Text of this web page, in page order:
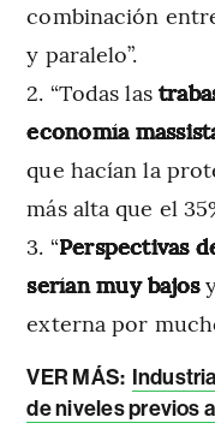
combinación
y paralelo”.
“Todas las
economía
que hacían la
más alta que el
“Perspectivas
serían muy bajos
externa por
VER MÁS:
de niveles previos